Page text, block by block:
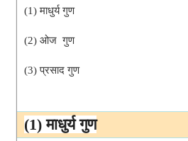
(1) माधुर्य गुण
(2) ओज  गुण
(3) प्रसाद गुण
(1) माधुर्य गुण